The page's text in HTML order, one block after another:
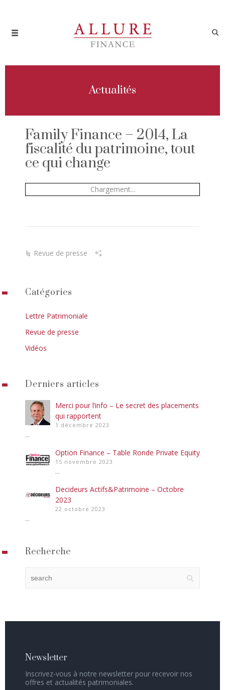
Actualités
Family Finance – 2014, La
fiscalité du patrimoine, tout
ce qui change
Chargement...
Revue de presse
Catégories
Lettre Patrimoniale
Revue de presse
Vidéos
Derniers articles
Merci pour l’info – Le secret des placements
qui rapportent
1 décembre 2023
...
Option Finance – Table Ronde Private Equity
15 novembre 2023
...
Decideurs Actifs&Patrimoine – Octobre
2023
22 octobre 2023
...
Recherche
Newsletter
Inscrivez-vous à notre newsletter pour recevoir nos
offres et actualités patrimoniales.